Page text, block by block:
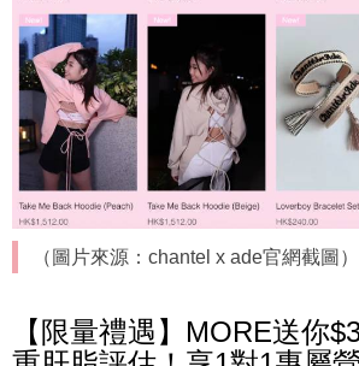
（圖片來源：chantel x ade官網截圖）
【限量禮遇】MORE送你